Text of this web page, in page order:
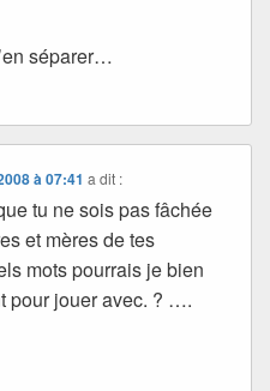
séparer…
à 07:41 a dit :
tu ne sois pas fâchée
et mères de tes
mots pourrais je bien
pour jouer avec. ? ….